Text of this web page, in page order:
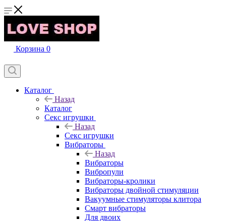
Корзина 0
Каталог
Назад
Каталог
Секс игрушки
Назад
Секс игрушки
Вибраторы
Назад
Вибраторы
Вибропули
Вибраторы-кролики
Вибраторы двойной стимуляции
Вакуумные стимуляторы клитора
Смарт вибраторы
Для двоих